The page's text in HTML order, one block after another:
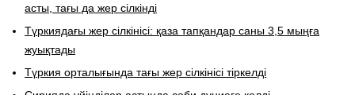
асты, тағы да жер сілкінді
Түркиядағы жер сілкінісі: қаза тапқандар саны 3,5 мыңға
жуықтады
Түркия орталығында тағы жер сілкінісі тіркелді